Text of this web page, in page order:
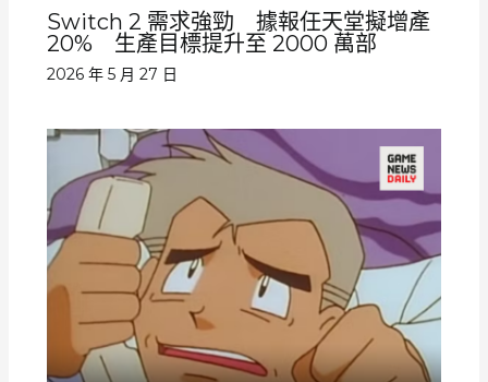
Switch 2 需求強勁 據報任天堂擬增產
20% 生產目標提升至 2000 萬部
2026 年 5 月 27 日